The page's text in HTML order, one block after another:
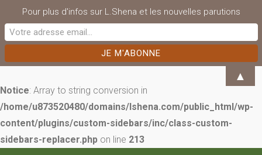
Notice: Array to string conversion in
/home/u873520480/domains/lshena.com/public_html/wp-
content/plugins/custom-sidebars/inc/class-custom-
sidebars-replacer.php on line 213
Pour plus d'infos sur L.Shena et les nouvelles parutions
▲